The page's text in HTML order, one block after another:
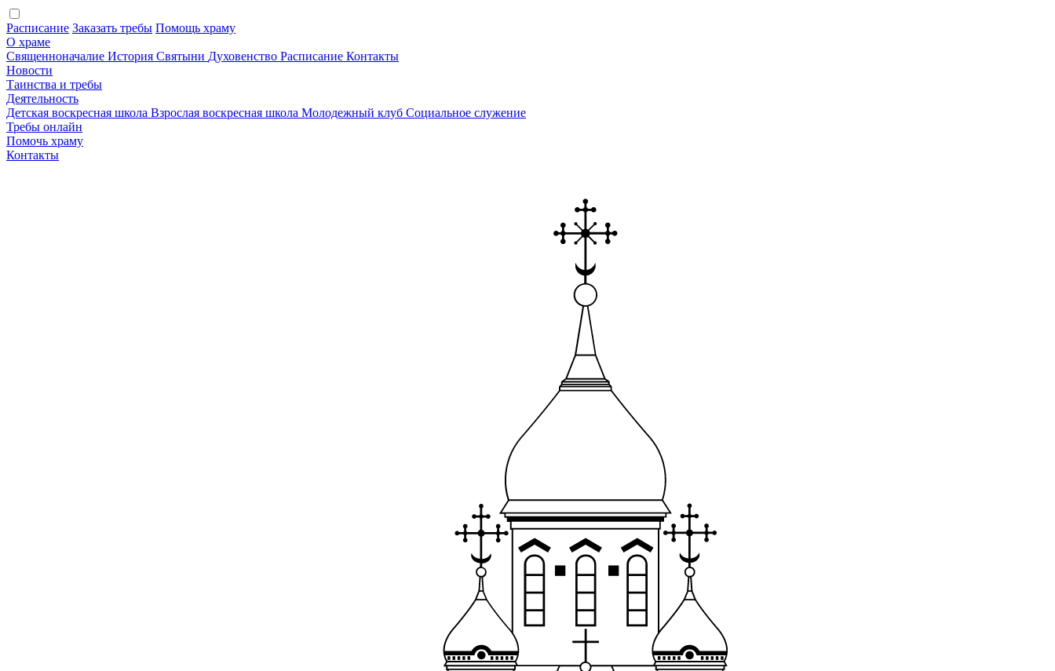
Расписание Заказать требы Помощь храму
О храме
Священноначалие История Святыни Духовенство Расписание Контакты
Новости
Таинства и требы
Деятельность
Детская воскресная школа Взрослая воскресная школа Молодежный клуб Социальное служение
Требы онлайн
Помочь храму
Контакты